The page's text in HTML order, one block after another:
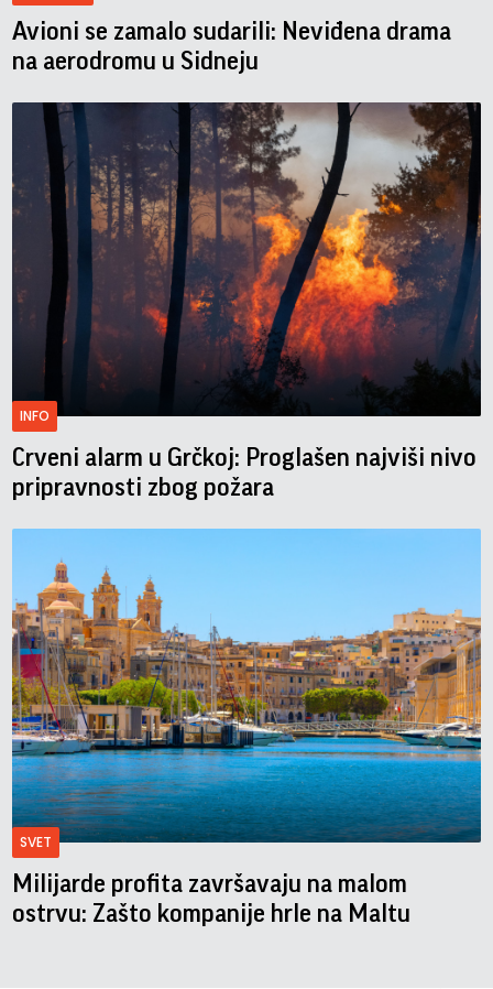
Avioni se zamalo sudarili: Neviđena drama
na aerodromu u Sidneju
INFO
Crveni alarm u Grčkoj: Proglašen najviši nivo
pripravnosti zbog požara
SVET
Milijarde profita završavaju na malom
ostrvu: Zašto kompanije hrle na Maltu